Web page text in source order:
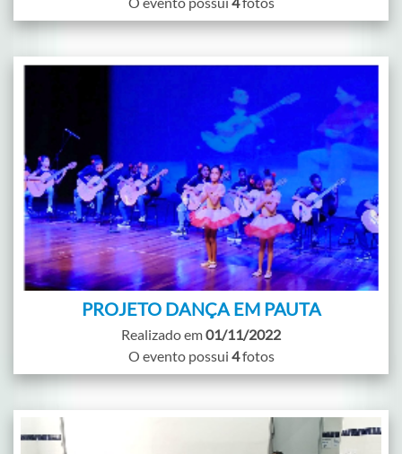
PROJETO DANÇA EM PAUTA
Realizado em01/11/2022
O evento possui 4fotos